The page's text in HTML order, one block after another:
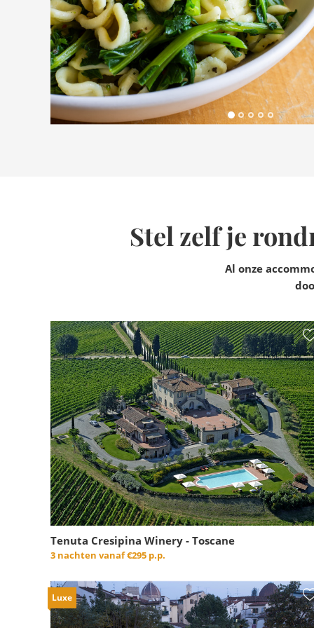
Stel zelf je
Al onze
Tenuta Cresipina Winery - Toscane
3 nachten vanaf€295 p.p.
Luxe